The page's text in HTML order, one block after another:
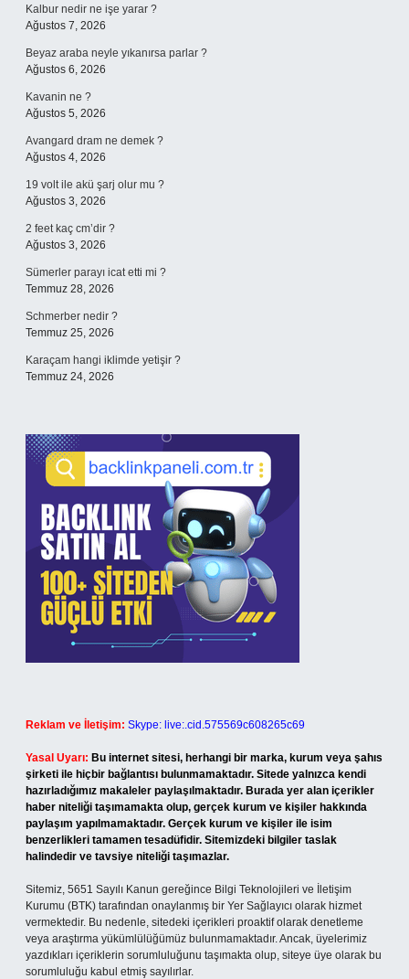
Kalbur nedir ne işe yarar ?
Ağustos 7, 2026
Beyaz araba neyle yıkanırsa parlar ?
Ağustos 6, 2026
Kavanin ne ?
Ağustos 5, 2026
Avangard dram ne demek ?
Ağustos 4, 2026
19 volt ile akü şarj olur mu ?
Ağustos 3, 2026
2 feet kaç cm’dir ?
Ağustos 3, 2026
Sümerler parayı icat etti mi ?
Temmuz 28, 2026
Schmerber nedir ?
Temmuz 25, 2026
Karaçam hangi iklimde yetişir ?
Temmuz 24, 2026
Reklam ve İletişim: Skype: live:.cid.575569c608265c69
Yasal Uyarı: Bu internet sitesi, herhangi bir marka, kurum veya şahıs
şirketi ile hiçbir bağlantısı bulunmamaktadır. Sitede yalnızca kendi
hazırladığımız makaleler paylaşılmaktadır. Burada yer alan içerikler
haber niteliği taşımamakta olup, gerçek kurum ve kişiler hakkında
paylaşım yapılmamaktadır. Gerçek kurum ve kişiler ile isim
benzerlikleri tamamen tesadüfidir. Sitemizdeki bilgiler taslak
halindedir ve tavsiye niteliği taşımazlar.
Sitemiz, 5651 Sayılı Kanun gereğince Bilgi Teknolojileri ve İletişim
Kurumu (BTK) tarafından onaylanmış bir Yer Sağlayıcı olarak hizmet
vermektedir. Bu nedenle, sitedeki içerikleri proaktif olarak denetleme
veya araştırma yükümlülüğümüz bulunmamaktadır. Ancak, üyelerimiz
yazdıkları içeriklerin sorumluluğunu taşımakta olup, siteye üye olarak bu
sorumluluğu kabul etmiş sayılırlar.